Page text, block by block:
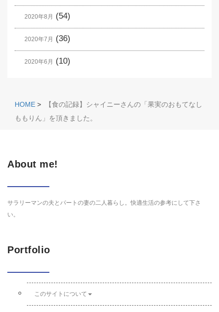
2020年8月 (54)
2020年7月 (36)
2020年6月 (10)
HOME >
【食の記録】シャイニーさんの「果実のおもてなし
ももりん」を頂きました。
About me!
サラリーマンの夫とパートの妻の二人暮らし。快適生活の参考にして下さ
い。
Portfolio
このサイトについて